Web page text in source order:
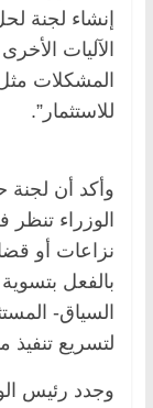
إنشاء لجنة
الآليات
المشكلات مثل
للاستثمار”.
وأكد أن
الوزراء
نزاعات أو
بالفعل
السياق-
لتسريع تنفيذ
وجدد رئيس